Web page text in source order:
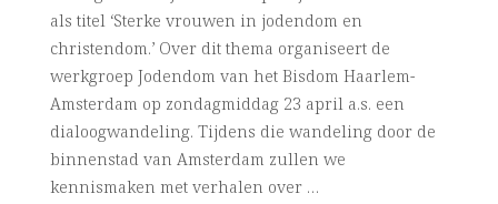
als titel ‘Sterke vrouwen in jodendom en
christendom.’ Over dit thema organiseert de
werkgroep Jodendom van het Bisdom Haarlem-
Amsterdam op zondagmiddag 23 april a.s. een
dialoogwandeling. Tijdens die wandeling door de
binnenstad van Amsterdam zullen we
kennismaken met verhalen over …